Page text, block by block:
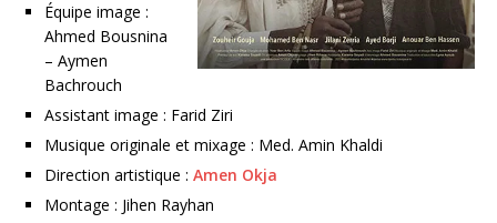
Équipe image :
Ahmed Bousnina
– Aymen
Bachrouch
Assistant image : Farid Ziri
Musique originale et mixage : Med. Amin Khaldi
Direction artistique : Amen Okja
Montage : Jihen Rayhan